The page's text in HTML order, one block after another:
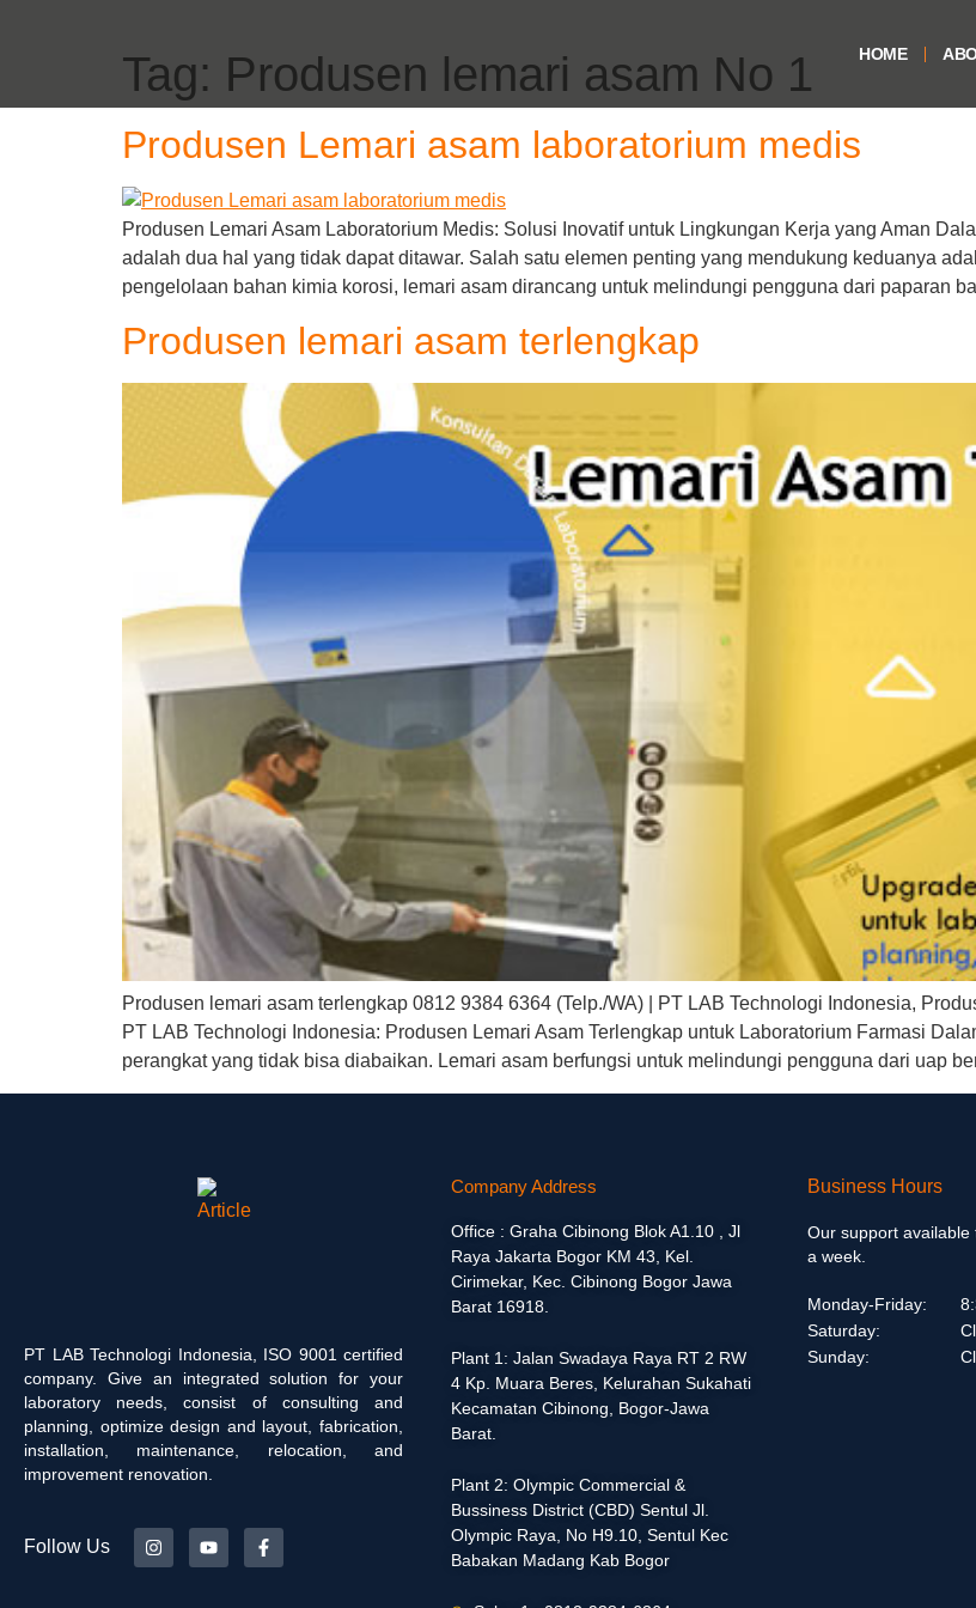
HOME
Tag: Produsen lemari asam No 1
Produsen Lemari asam laboratorium medis
Produsen Lemari Asam Laboratorium Medis: Solusi Inovatif untuk Lingkungan Kerja yang Aman
adalah dua hal yang tidak dapat ditawar. Salah satu elemen penting yang mendukung keduanya
pengelolaan bahan kimia korosi, lemari asam dirancang untuk melindungi pengguna dari paparan
Produsen lemari asam terlengkap
Produsen lemari asam terlengkap 0812 9384 6364 (Telp./WA) | PT LAB Technologi Indonesia,
PT LAB Technologi Indonesia: Produsen Lemari Asam Terlengkap untuk Laboratorium Farmasi
perangkat yang tidak bisa diabaikan. Lemari asam berfungsi untuk melindungi pengguna dari uap
PT LAB Technologi Indonesia, ISO 9001 certified
company. Give an integrated solution for your
laboratory needs, consist of consulting and
planning, optimize design and layout, fabrication,
installation, maintenance, relocation, and
improvement renovation.
Follow Us
Company Address
Office : Graha Cibinong Blok A1.10 , Jl
Raya Jakarta Bogor KM 43, Kel.
Cirimekar, Kec. Cibinong Bogor Jawa
Barat 16918.
Plant 1: Jalan Swadaya Raya RT 2 RW
4 Kp. Muara Beres, Kelurahan Sukahati
Kecamatan Cibinong, Bogor-Jawa
Barat.
Plant 2: Olympic Commercial &
Bussiness District (CBD) Sentul Jl.
Olympic Raya, No H9.10, Sentul Kec
Babakan Madang Kab Bogor
Business Hours
Our support
a week.
Monday-Friday:
Saturday:
Sunday: